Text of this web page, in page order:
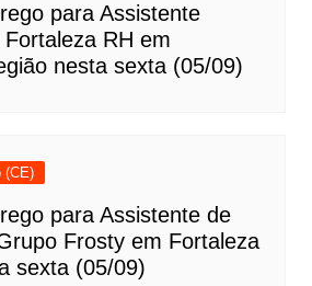
para Assistente
RH em
nesta sexta (05/09)
(CE)
para Assistente de
Frosty em Fortaleza
sexta (05/09)